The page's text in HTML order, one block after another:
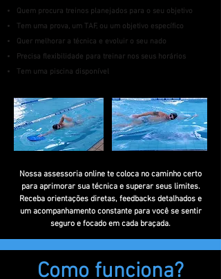
Quem procura treinos planejados para o seu objetivo
Tem uma prova, um TAF, ou um objetivo específico
Quer melhorar a técnica e evoluir o seu nado
Precisa flexibilidade para treinar nos seus horários
Tem uma piscina disponível
Nossa assessoria online te coloca no caminho certo
para aprimorar sua técnica e superar seus limites.
Receba orientações diretas, feedbacks detalhados e
um acompanhamento constante para você se sentir
seguro e focado em cada braçada.
Como funciona?